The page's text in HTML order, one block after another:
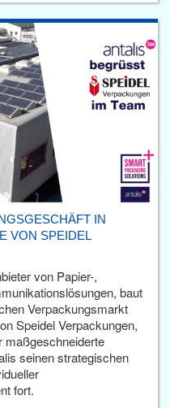
IN
VON SPEIDEL
von Papier-,
baut
Verpackungsmarkt
Speidel Verpackungen,
maßgeschneiderte
seinen strategischen
fort.